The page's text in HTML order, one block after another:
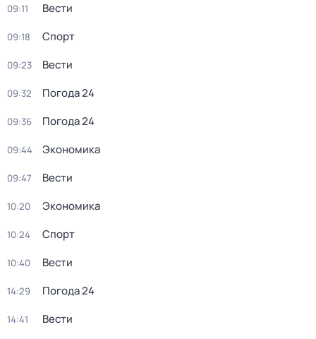
09:11 Вести
09:18 Спорт
09:23 Вести
09:32 Погода 24
09:36 Погода 24
09:44 Экономика
09:47 Вести
10:20 Экономика
10:24 Спорт
10:40 Вести
14:29 Погода 24
14:41 Вести